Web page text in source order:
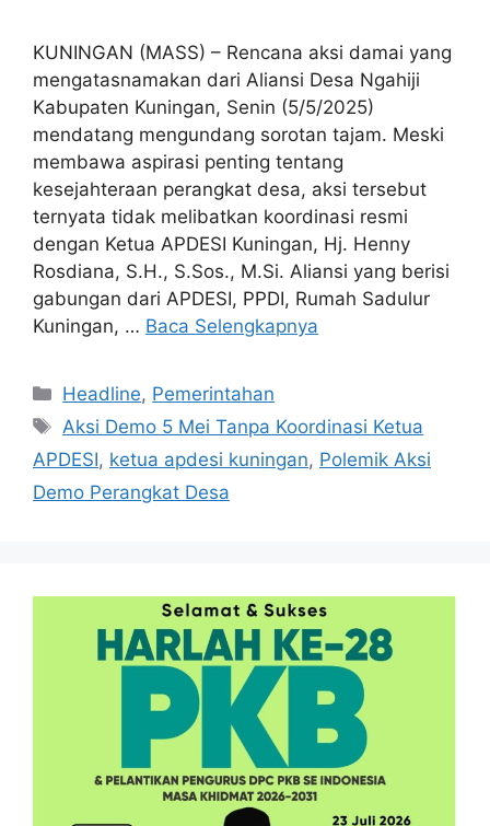
KUNINGAN (MASS) – Rencana aksi damai yang
mengatasnamakan dari Aliansi Desa Ngahiji
Kabupaten Kuningan, Senin (5/5/2025)
mendatang mengundang sorotan tajam. Meski
membawa aspirasi penting tentang
kesejahteraan perangkat desa, aksi tersebut
ternyata tidak melibatkan koordinasi resmi
dengan Ketua APDESI Kuningan, Hj. Henny
Rosdiana, S.H., S.Sos., M.Si. Aliansi yang berisi
gabungan dari APDESI, PPDI, Rumah Sadulur
Kuningan, … Baca Selengkapnya
Kategori
Headline, Pemerintahan
Tag
Aksi Demo 5 Mei Tanpa Koordinasi Ketua
APDESI, ketua apdesi kuningan, Polemik Aksi
Demo Perangkat Desa